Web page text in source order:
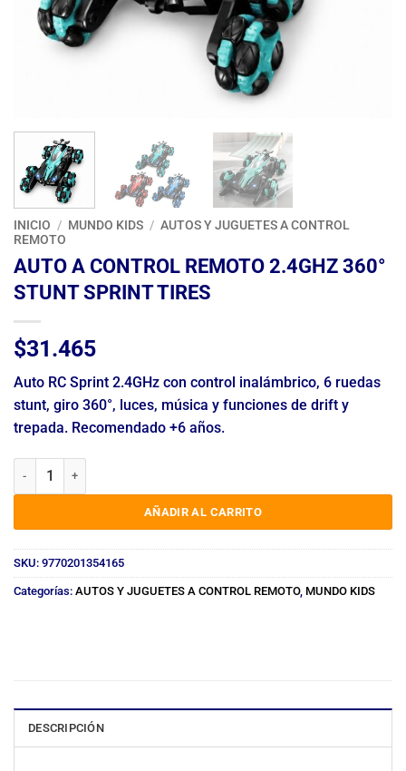
INICIO / MUNDO KIDS / AUTOS Y JUGUETES A CONTROL
REMOTO
AUTO A CONTROL REMOTO 2.4GHZ 360°
STUNT SPRINT TIRES
$31.465
Auto RC Sprint 2.4GHz con control inalámbrico, 6 ruedas
stunt, giro 360°, luces, música y funciones de drift y
trepada. Recomendado +6 años.
AUTO A CONTROL REMOTO 2.4GHZ 360° STUNT SPRINT TIRES
AÑADIR AL CARRITO
SKU: 9770201354165
Categorías: AUTOS Y JUGUETES A CONTROL REMOTO, MUNDO KIDS
DESCRIPCIÓN